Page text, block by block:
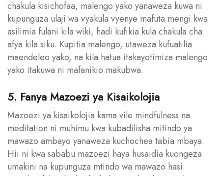
chakula kisichofaa, malengo yako yanaweza kuwa ni
kupunguza ulaji wa vyakula vyenye mafuta mengi kwa
asilimia fulani kila wiki, hadi kufikia kula chakula cha
afya kila siku. Kupitia malengo, utaweza kufuatilia
maendeleo yako, na kila hatua itakayotimiza malengo
yako itakuwa ni mafanikio makubwa.
5. Fanya Mazoezi ya Kisaikolojia
Mazoezi ya kisaikolojia kama vile mindfulness na
meditation ni muhimu kwa kubadilisha mitindo ya
mawazo ambayo yanaweza kuchochea tabia mbaya.
Hii ni kwa sababu mazoezi haya husaidia kuongeza
umakini na kupunguza mtindo wa mawazo hasi.